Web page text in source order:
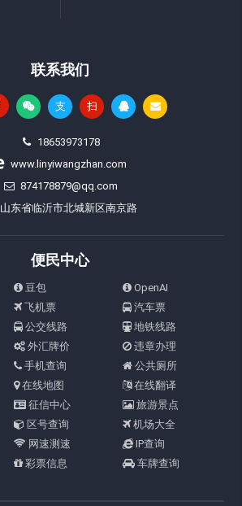
联系我们
支 扫
18653973178
www.linyiwangzhan.com
874178879@qq.com
山东省临沂市北城新区南京路
便民中心
豆包
OpenAI
飞机票
汽车票
公交线路
地铁线路
外汇牌价
违章办理
手机查询
公共厕所
在线地图
在线翻译
征信中心
旅游景点
区号查询
机场大全
网速测速
IP查询
彩票信息 车牌查询